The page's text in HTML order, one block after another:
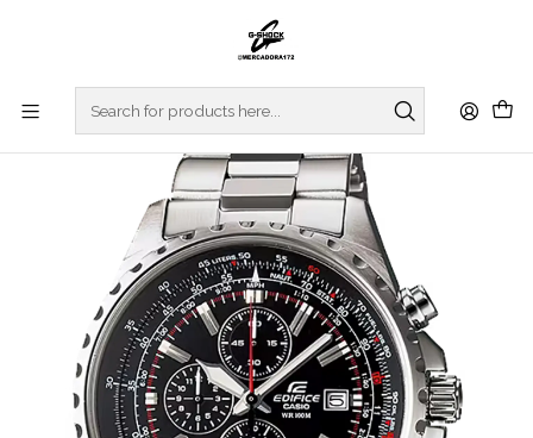
EDIFICE
Standard Chrono EF-527D-1AVUEF